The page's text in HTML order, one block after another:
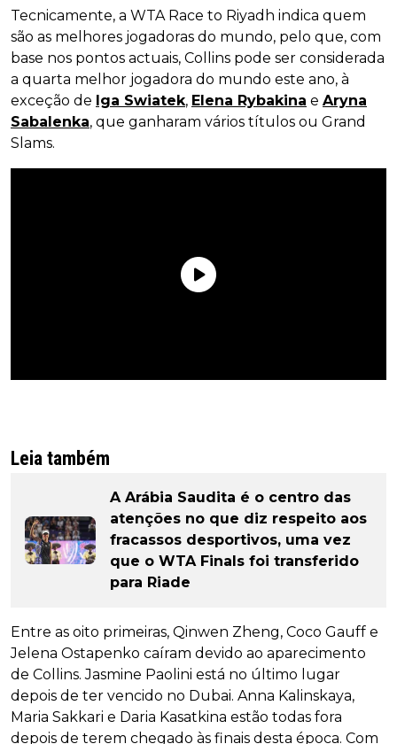
Tecnicamente, a WTA Race to Riyadh indica quem
são as melhores jogadoras do mundo, pelo que, com
base nos pontos actuais, Collins pode ser considerada
a quarta melhor jogadora do mundo este ano, à
exceção de Iga Swiatek, Elena Rybakina e Aryna
Sabalenka, que ganharam vários títulos ou Grand
Slams.
Leia também
A Arábia Saudita é o centro das
atenções no que diz respeito aos
fracassos desportivos, uma vez
que o WTA Finals foi transferido
para Riade
Entre as oito primeiras, Qinwen Zheng, Coco Gauff e
Jelena Ostapenko caíram devido ao aparecimento
de Collins. Jasmine Paolini está no último lugar
depois de ter vencido no Dubai. Anna Kalinskaya,
Maria Sakkari e Daria Kasatkina estão todas fora
depois de terem chegado às finais desta época. Com